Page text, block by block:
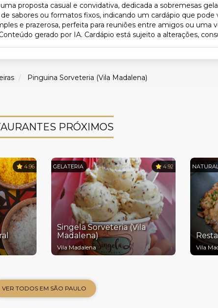
proposta casual e convidativa, dedicada a sobremesas
sabores ou formatos fixos, indicando um cardápio que pode
e prazerosa, perfeita para reuniões entre amigos ou uma
gerado por IA. Cardápio está sujeito a alterações,
Pinguina Sorveteria (Vila Madalena)
PRÓXIMOS
4.96 GELATERIA 4.92
Singela Sorveteria (Vila
Madalena)
Vila Madalena
NATURAL
Vila
VER TODOS EM SÃO PAULO